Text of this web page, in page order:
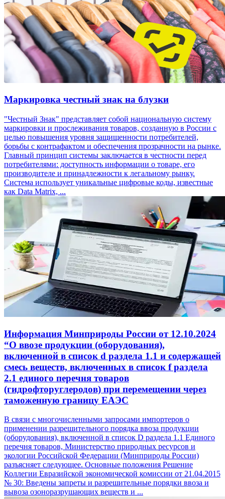
Маркировка честный знак на блузки
"Честный Знак" представляет собой национальную систему
маркировки и прослеживания товаров, созданную в России с
целью повышения уровня защищенности потребителей,
борьбы с контрафактом и обеспечения прозрачности на рынке.
Главный принцип системы заключается в честности перед
потребителями: доступность информации о товаре, его
производителе и принадлежности к легальному рынку.
Система использует уникальные цифровые коды, известные
как Data Matrix, ...
Информация Минприроды России от 12.10.2024
“О ввозе продукции (оборудования),
включенной в список d раздела 1.1 и содержащей
смесь веществ, включенных в список f раздела
2.1 единого перечня товаров
(гидрофторуглеродов) при перемещении через
таможенную границу ЕАЭС
В связи с многочисленными запросами импортеров о
применении разрешительного порядка ввоза продукции
(оборудования), включенной в список D раздела 1.1 Единого
перечня товаров, Министерство природных ресурсов и
экологии Российской Федерации (Минприроды России)
разъясняет следующее. Основные положения Решение
Коллегии Евразийской экономической комиссии от 21.04.2015
№ 30: Введены запреты и разрешительные порядки ввоза и
вывоза озоноразрушающих веществ и ...